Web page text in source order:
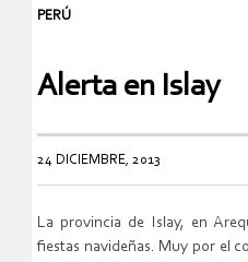
PERÚ
Alerta en Islay
24 DICIEMBRE, 2013
La provincia de Islay, en
fiestas navideñas. Muy por el